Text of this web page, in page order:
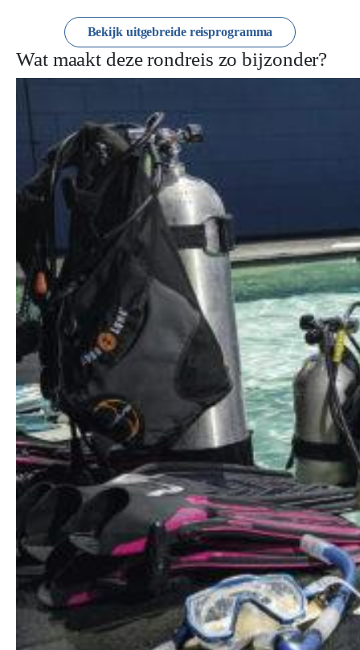
Bekijk uitgebreide reisprogramma
Wat maakt deze rondreis zo bijzonder?